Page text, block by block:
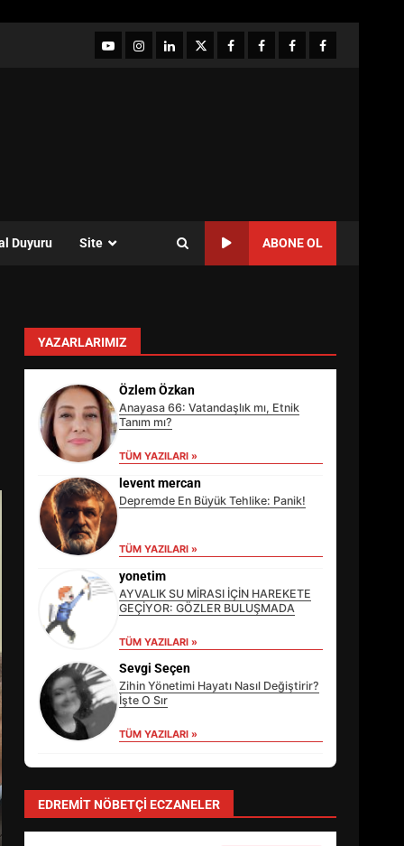
YouTubeInstagram
LinkedIntwitterfacebook-Facebook-
Facebook-Facebook-
Duyuru Site ABONE OL
YAZARLARIMIZ
Özlem Özkan
Anayasa 66: Vatandaşlık mı, Etnik
Tanım mı?
TÜM YAZILARI »
levent mercan
Depremde En Büyük Tehlike: Panik!
TÜM YAZILARI »
yonetim
AYVALIK SU MİRASI İÇİN HAREKETE
GEÇİYOR: GÖZLER BULUŞMADA
TÜM YAZILARI »
Sevgi Seçen
Zihin Yönetimi Hayatı Nasıl Değiştirir?
İşte O Sır
TÜM YAZILARI »
EDREMIT NÖBETÇI ECZANELER
3
EİB’DE KRİTİK ATAMA:
SÜRDÜRÜLEBİLİRLİKTE NE
DEĞİŞECEK?
4
EDREMİT’İN GURURU TÜRKİYE
FİNALİNDE NE BAŞARDI?